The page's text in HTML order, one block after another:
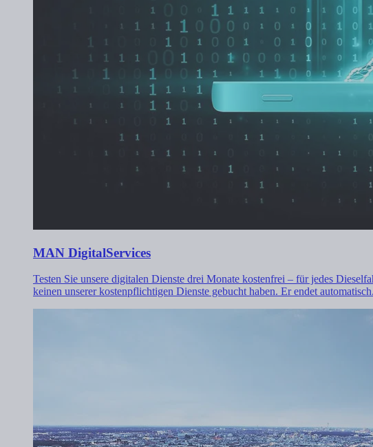
MAN DigitalServices
Testen Sie unsere digitalen Dienste drei Monate kostenfrei – für jedes
keinen unserer kostenpflichtigen Dienste gebucht haben. Er endet automatisch.